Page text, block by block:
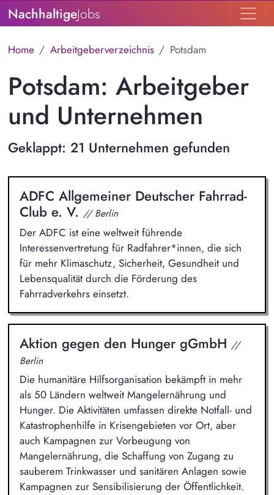
NachhaltigeJobs
Home Arbeitgeberverzeichnis Potsdam
Potsdam: Arbeitgeber
und Unternehmen
Geklappt: 21 Unternehmen gefunden
ADFC Allgemeiner Deutscher Fahrrad-
Club e. V. // Berlin
Der ADFC ist eine weltweit führende
Interessenvertretung für Radfahrer*innen, die sich
für mehr Klimaschutz, Sicherheit, Gesundheit und
Lebensqualität durch die Förderung des
Fahrradverkehrs einsetzt.
Aktion gegen den Hunger gGmbH //
Berlin
Die humanitäre Hilfsorganisation bekämpft in mehr
als 50 Ländern weltweit Mangelernährung und
Hunger. Die Aktivitäten umfassen direkte Notfall- und
Katastrophenhilfe in Krisengebieten vor Ort, aber
auch Kampagnen zur Vorbeugung von
Mangelernährung, die Schaffung von Zugang zu
sauberem Trinkwasser und sanitären Anlagen sowie
Kampagnen zur Sensibilisierung der Öffentlichkeit.